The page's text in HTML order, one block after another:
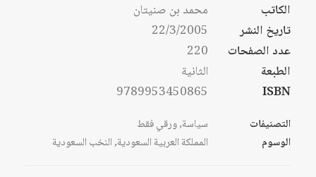
الكاتب
محمد بن صنيتان
تاريخ النشر
22/3/2005
عدد الصفحات
220
الطبعة
الثانية
ISBN
9789953450865
التصنيفات سياسة,ورقي فقط
الوسوم
المملكة العربية السعودية,النخب السعودية